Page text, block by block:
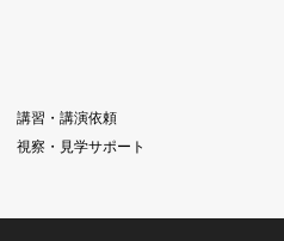
講習・講演依頼
視察・見学サポート